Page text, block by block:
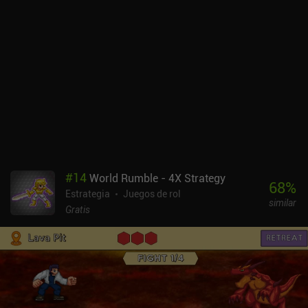
más estratégica. El juego cuenta con bonitos gráficos en 3D y
espectaculares efectos visuales, lo que también lo hace un poco
pesado. Incluso admite mandos externos, aunque son difíciles de
usar en modo retrato. Guncho se puede jugar gratis en el modo
estándar, que se mantiene gracias a los anuncios. Un único iAP de
4,99 $ desbloquea el juego completo, incluido el modo experto y
los desafíos diarios, y elimina los anuncios.
#14World Rumble - 4X Strategy
Estrategia
Juegos de rol
Gratis
68%
similar